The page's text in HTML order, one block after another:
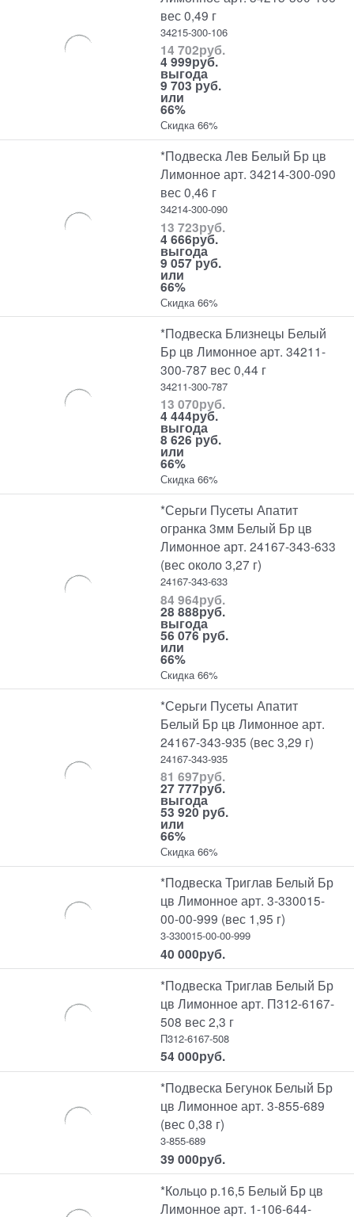
вес 0,49 г
34215-300-106
14 702руб.
4 999руб.
выгода
9 703 руб.
или
66%
Скидка 66%
*Подвеска Лев Белый Бр цв
Лимонное арт. 34214-300-090
вес 0,46 г
34214-300-090
13 723руб.
4 666руб.
выгода
9 057 руб.
или
66%
Скидка 66%
*Подвеска Близнецы Белый
Бр цв Лимонное арт. 34211-
300-787 вес 0,44 г
34211-300-787
13 070руб.
4 444руб.
выгода
8 626 руб.
или
66%
Скидка 66%
*Серьги Пусеты Апатит
огранка 3мм Белый Бр цв
Лимонное арт. 24167-343-633
(вес около 3,27 г)
24167-343-633
84 964руб.
28 888руб.
выгода
56 076 руб.
или
66%
Скидка 66%
*Серьги Пусеты Апатит
Белый Бр цв Лимонное арт.
24167-343-935 (вес 3,29 г)
24167-343-935
81 697руб.
27 777руб.
выгода
53 920 руб.
или
66%
Скидка 66%
*Подвеска Триглав Белый Бр
цв Лимонное арт. 3-330015-
00-00-999 (вес 1,95 г)
3-330015-00-00-999
40 000руб.
*Подвеска Триглав Белый Бр
цв Лимонное арт. П312-6167-
508 вес 2,3 г
П312-6167-508
54 000руб.
*Подвеска Бегунок Белый Бр
цв Лимонное арт. 3-855-689
(вес 0,38 г)
3-855-689
39 000руб.
*Кольцо р.16,5 Белый Бр цв
Лимонное арт. 1-106-644-